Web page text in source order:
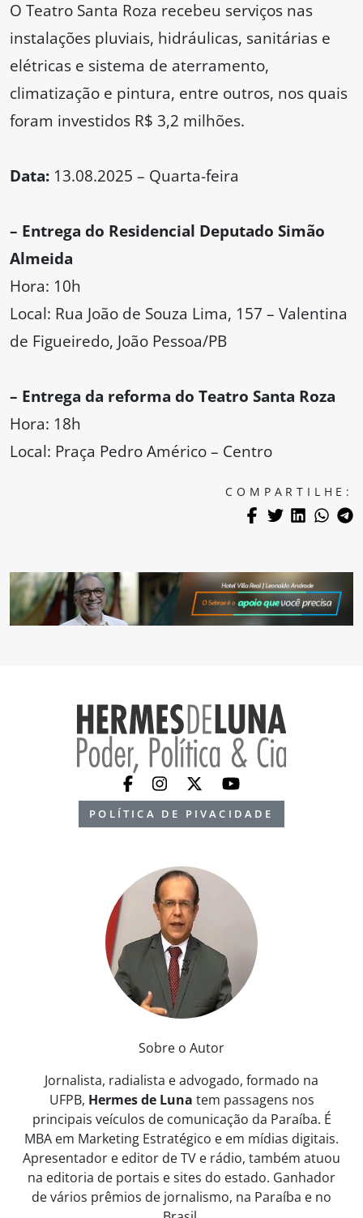
O Teatro Santa Roza recebeu serviços nas
instalações pluviais, hidráulicas, sanitárias e
elétricas e sistema de aterramento,
climatização e pintura, entre outros, nos quais
foram investidos R$ 3,2 milhões.
Data: 13.08.2025 – Quarta-feira
– Entrega do Residencial Deputado Simão
Almeida
Hora: 10h
Local: Rua João de Souza Lima, 157 – Valentina
de Figueiredo, João Pessoa/PB
– Entrega da reforma do Teatro Santa Roza
Hora: 18h
Local: Praça Pedro Américo – Centro
COMPARTILHE:
POLÍTICA DE PIVACIDADE
Sobre o Autor
Jornalista, radialista e advogado, formado na
UFPB, Hermes de Luna tem passagens nos
principais veículos de comunicação da Paraíba. É
MBA em Marketing Estratégico e em mídias digitais.
Apresentador e editor de TV e rádio, também atuou
na editoria de portais e sites do estado. Ganhador
de vários prêmios de jornalismo, na Paraíba e no